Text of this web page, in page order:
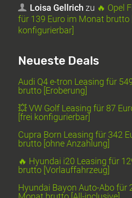
Loisa Gellrich zu 🔥 Opel
für 139 Euro im Monat brutto
konfigurierbar]
Neueste Deals
Audi Q4 e-tron Leasing für
brutto [Eroberung]
💥 VW Golf Leasing für 87
[frei konfigurierbar]
Cupra Born Leasing für 342
brutto [ohne Anzahlung]
🔥 Hyundai i20 Leasing für
brutto [Vorlauffahrzeug]
Hyundai Bayon Auto-Abo für